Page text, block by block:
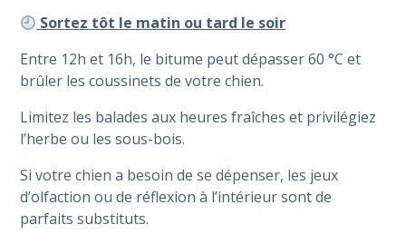
Sortez tôt le matin ou tard le soir
Entre 12h et 16h, le bitume peut dépasser 60 °C et
brûler les coussinets de votre chien.
Limitez les balades aux heures fraîches et privilégiez
l’herbe ou les sous-bois.
Si votre chien a besoin de se dépenser, les jeux
d’olfaction ou de réflexion à l’intérieur sont de
parfaits substituts.